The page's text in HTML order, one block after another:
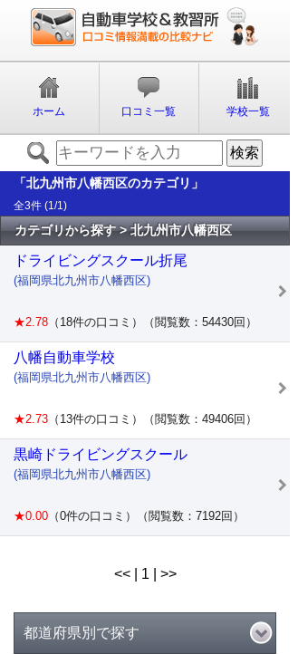
ホーム 口コミ一覧 学校一覧
「北九州市八幡西区のカテゴリ」
全3件 (1/1)
カテゴリから探す > 北九州市八幡西区
ドライビングスクール折尾
(福岡県北九州市八幡西区)
★2.78 （18件の口コミ）（閲覧数：54430回）
八幡自動車学校
(福岡県北九州市八幡西区)
★2.73 （13件の口コミ）（閲覧数：49406回）
黒崎ドライビングスクール
(福岡県北九州市八幡西区)
★0.00 （0件の口コミ）（閲覧数：7192回）
<< | 1 | >>
都道府県別で探す